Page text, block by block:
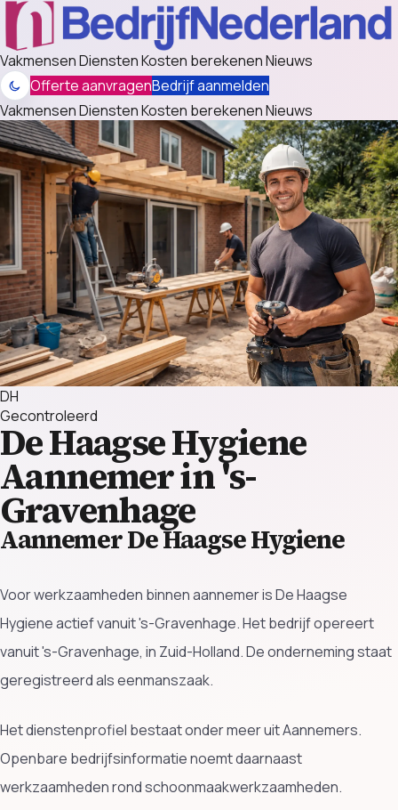
VakmensenDienstenKosten berekenenNieuws
Offerte aanvragenBedrijf aanmelden
VakmensenDienstenKosten berekenenNieuws
DH
Gecontroleerd
De Haagse Hygiene
Aannemer in 's-
Gravenhage
Aannemer De Haagse Hygiene
Voor werkzaamheden binnen aannemer is De Haagse
Hygiene actief vanuit 's-Gravenhage. Het bedrijf opereert
vanuit 's-Gravenhage, in Zuid-Holland. De onderneming staat
geregistreerd als eenmanszaak.
Het dienstenprofiel bestaat onder meer uit Aannemers.
Openbare bedrijfsinformatie noemt daarnaast
werkzaamheden rond schoonmaakwerkzaamheden.